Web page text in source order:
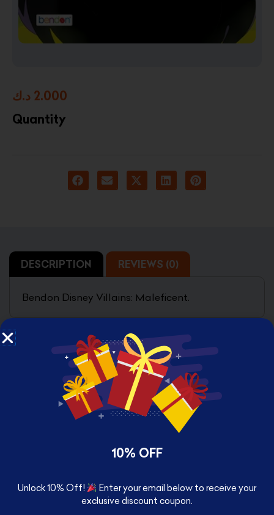
2.000 د.ك
Quantity
DESCRIPTION REVIEWS (0)
Bendon Disney Villains: Maleficent.
RELATED PRODUCTS
10% OFF
Unlock 10% Off!
Enter your email below to receive your
exclusive discount coupon.